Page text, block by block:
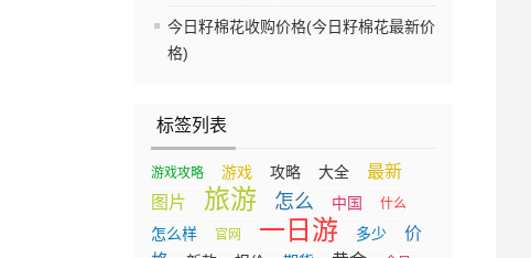
今日籽棉花收购价格(今日籽棉花最新价
格)
标签列表
游戏攻略 游戏 攻略 大全
最新
图片
旅游 怎么 中国 什么
怎么样 官网 一日游 多少
价